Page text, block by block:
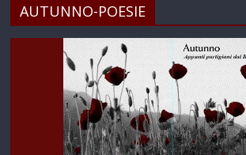
AUTUNNO-POESIE